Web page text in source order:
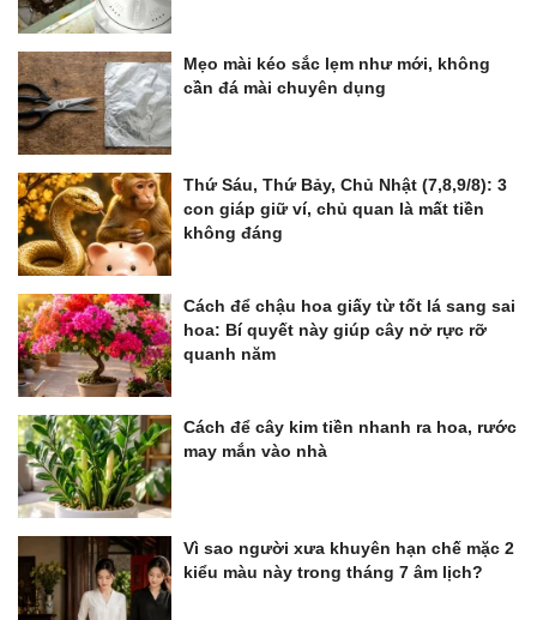
Mẹo mài kéo sắc lẹm như mới, không
cần đá mài chuyên dụng
Thứ Sáu, Thứ Bảy, Chủ Nhật (7,8,9/8): 3
con giáp giữ ví, chủ quan là mất tiền
không đáng
Cách để chậu hoa giấy từ tốt lá sang sai
hoa: Bí quyết này giúp cây nở rực rỡ
quanh năm
Cách để cây kim tiền nhanh ra hoa, rước
may mắn vào nhà
Vì sao người xưa khuyên hạn chế mặc 2
kiểu màu này trong tháng 7 âm lịch?